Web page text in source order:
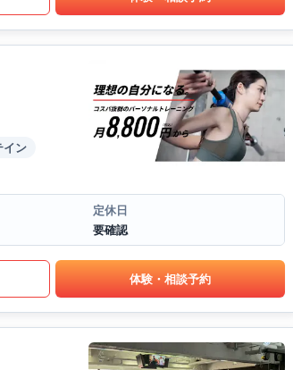
イン
定休日
要確認
体験・相談予約